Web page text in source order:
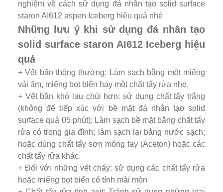
nghiệm về cách sử dụng đá nhân tạo solid surface
staron AI612 aspen Iceberg hiệu quả nhé
Những lưu ý khi sử dụng đá nhân tạo
solid surface staron AI612 Iceberg hiệu
quả
+ Vết bẩn thông thường: Làm sạch bằng một miếng
vải ẩm, miếng bọt biển hay một chất tẩy rửa nhẹ.
+ Vết bần khó lau chùi hơn: sử dụng chất tẩy trắng
(không để tiếp xúc với bề mặt đá nhân tạo solid
surface quá 05 phút); Làm sạch bề mặt bằng chất tẩy
rửa có trong gia đình; làm sạch lại bằng nước sạch;
hoặc dùng chất tẩy sơn móng tay (Aceton) hoặc các
chất tẩy rửa khác.
+ Đối với những vết cháy: sử dụng các chất tẩy rửa
hoặc miếng bọt biển có tính mài mòn